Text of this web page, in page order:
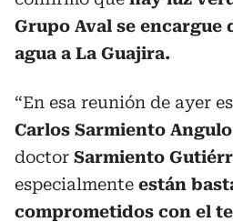
Grupo Aval se encargue
agua a La Guajira.
“En esa reunión de ayer
Carlos Sarmiento Angulo
doctor Sarmiento
especialmente están
comprometidos con el